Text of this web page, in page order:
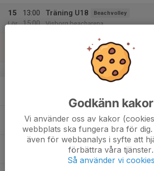
15
Lör
13:00
15:00
Träning U18 Beachvolley
Visborg beacharena
v.34
Måndagsturnering
Visborg beacharena
18:00
Onsdagsturnering Beachvolley
Visborg beacharena
Godkänn kakor
Vi använder oss av kakor
webbplats ska fungera bra för dig.
även för webbanalys i syfte att
förbättra våra tjänster.
Så använder vi cookies